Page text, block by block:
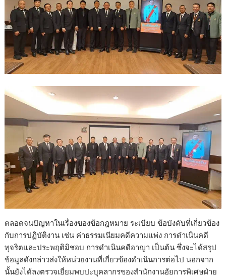
ตลอดจนปัญหาในเรื่องของข้อกฎหมาย ระเบียบ ข้อบังคับที่เกี่ยวข้อง
กับการปฏิบัติงาน เช่น ค่าธรรมเนียมคดีความแพ่ง การดำเนินคดี
ทุจริตและประพฤติมิชอบ การดำเนินคดีอาญา เป็นต้น ซึ่งจะได้สรุป
ข้อมูลดังกล่าวส่งให้หน่วยงานที่เกี่ยวข้องดำเนินการต่อไป นอกจาก
นั้นยังได้ลงตรวจเยี่ยมพบปะบุคลากรของสำนักงานอัยการพิเศษฝ่าย